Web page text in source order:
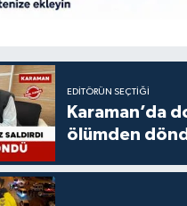
EDITÖRÜN SEÇTIĞI
Karaman’da
ölümden